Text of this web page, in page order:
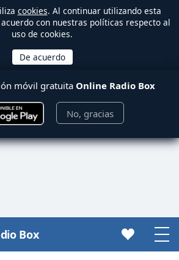
cookies. Al continuar utilizando esta
con nuestras políticas respecto al
uso de cookies.
móvil gratuita Online Radio Box
No, gracias
Box